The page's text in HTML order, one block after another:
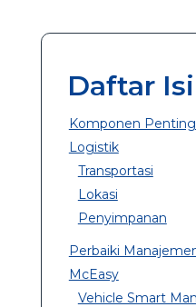
Daftar Isi
Komponen
Logistik
Transportasi
Lokasi
Penyimpanan
Perbaiki
McEasy
Vehicle Smart